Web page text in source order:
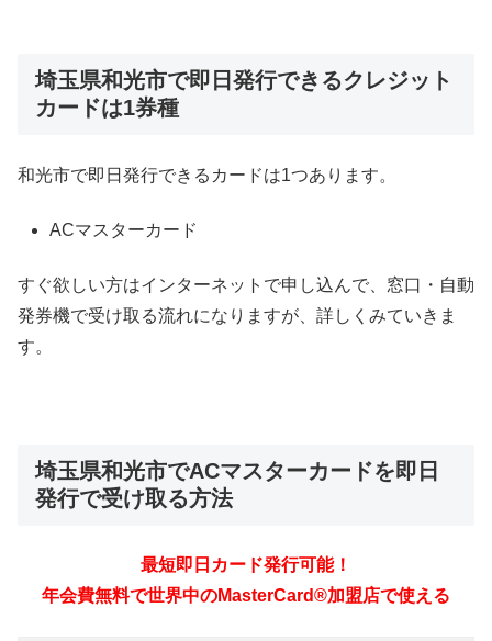
埼玉県和光市で即日発行できるクレジット
カードは1券種
和光市で即日発行できるカードは1つあります。
ACマスターカード
すぐ欲しい方はインターネットで申し込んで、窓口・自動
発券機で受け取る流れになりますが、詳しくみていきま
す。
埼玉県和光市でACマスターカードを即日
発行で受け取る方法
最短即日カード発行可能！
年会費無料で世界中のMasterCard®加盟店で使える